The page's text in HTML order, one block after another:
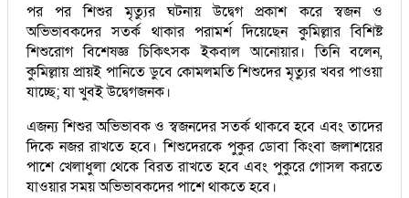
পর পর শিশুর মৃত্যুর ঘটনায় উদ্বেগ প্রকাশ করে স্বজন ও
অভিভাবকদের সতর্ক থাকার পরামর্শ দিয়েছেন কুমিল্লার বিশিষ্ট
শিশুরোগ বিশেষজ্ঞ চিকিৎসক ইকবাল আনোয়ার। তিনি বলেন,
কুমিল্লায় প্রায়ই পানিতে ডুবে কোমলমতি শিশুদের মৃত্যুর খবর পাওয়া
যাচ্ছে; যা খুবই উদ্বেগজনক।
এজন্য শিশুর অভিভাবক ও স্বজনদের সতর্ক থাকবে হবে এবং তাদের
দিকে নজর রাখতে হবে। শিশুদেরকে পুকুর ডোবা কিংবা জলাশয়ের
পাশে খেলাধুলা থেকে বিরত রাখতে হবে এবং পুকুরে গোসল করতে
যাওয়ার সময় অভিভাবকদের পাশে থাকতে হবে।